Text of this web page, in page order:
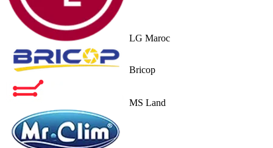
LG Maroc
Bricop
MS Land